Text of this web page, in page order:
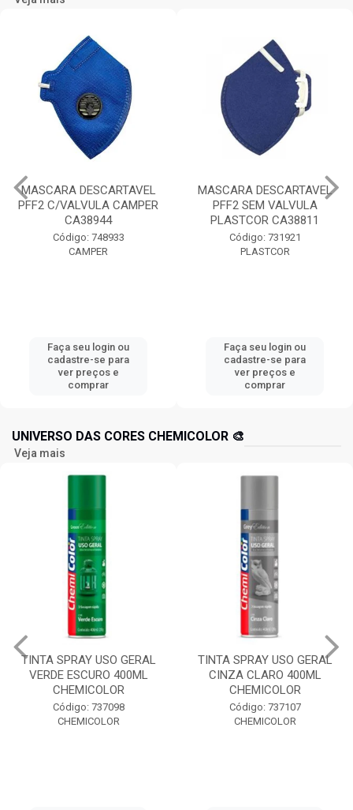
MASCARA DESCARTAVEL
PFF2 C/VALVULA CAMPER
CA38944
Código: 748933
CAMPER
Faça seu login ou
cadastre-se para
ver preços e
comprar
MASCARA DESCARTAVEL
PFF2 SEM VALVULA
PLASTCOR CA38811
Código: 731921
PLASTCOR
Faça seu login ou
cadastre-se para
ver preços e
comprar
UNIVERSO DAS CORES CHEMICOLOR 🎨
Veja mais
TINTA SPRAY USO GERAL
VERDE ESCURO 400ML
CHEMICOLOR
Código: 737098
CHEMICOLOR
TINTA SPRAY USO GERAL
CINZA CLARO 400ML
CHEMICOLOR
Código: 737107
CHEMICOLOR